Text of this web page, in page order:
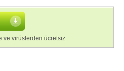
ve virüslerden ücretsiz